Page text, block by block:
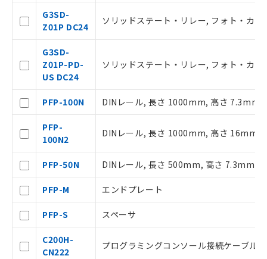
G3SD-
Z01P DC24
ソリッドステート・リレー, フォト・カ
G3SD-
Z01P-PD-
US DC24
ソリッドステート・リレー, フォト・カ
PFP-100N DINレール, 長さ 1000mm, 高さ 7.3mm
PFP-
100N2
DINレール, 長さ 1000mm, 高さ 16mm
PFP-50N DINレール, 長さ 500mm, 高さ 7.3mm
PFP-M エンドプレート
PFP-S スペーサ
C200H-
CN222
プログラミングコンソール接続ケーブル,
ご利用条件
ご利用ください。
本サービスは、当社制御機器事業取扱
商品の当社在庫状況および標準価格(税
抜)を提供させていただくものです。
当社制御機器事業取扱商品の中には、
本サービスの対象外となる商品もある
ことをご了承ください。
在庫状況および標準価格照会結果は、
記載している更新日時点での社内デー